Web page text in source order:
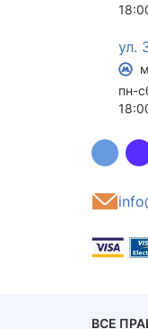
ул.
пн-
ВСЕ